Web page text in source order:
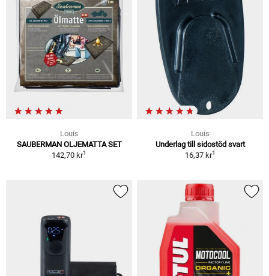
Louis
SAUBERMAN OLJEMATTA SET
142,70 kr1
Louis
Underlag till sidostöd svart
16,37 kr1